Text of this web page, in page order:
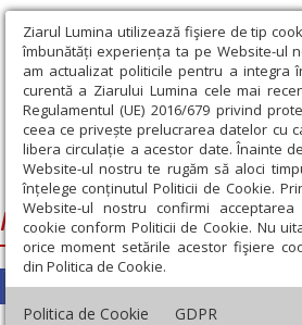
Ziarul Lumina utilizează fişiere de tip
îmbunătăți experiența ta pe Website-ul
am actualizat politicile pentru a integra
curentă a Ziarului Lumina cele mai
Regulamentul (UE) 2016/679 privind
ceea ce privește prelucrarea datelor cu
libera circulație a acestor date. Înainte
Website-ul nostru te rugăm să aloci
înțelege conținutul Politicii de Cookie.
Website-ul nostru confirmi
cookie conform Politicii de Cookie. Nu
orice moment setările acestor fişiere
din Politica de Cookie.
Politica de Cookie GDPR
Ziarul Lumina › Mitropolia Basarabiei
Mitropolia Basarabiei
Știri Știri